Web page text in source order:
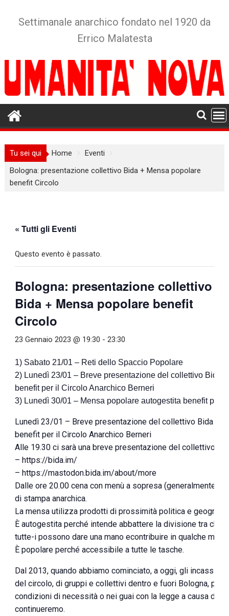
Settimanale anarchico fondato nel 1920 da
Errico Malatesta
Tu sei qui Home
Eventi
Bologna: presentazione collettivo Bida + Mensa popolare
benefit Circolo
« Tutti gli Eventi
Questo evento è passato.
Bologna: presentazione collettivo
Bida + Mensa popolare benefit
Circolo
23 Gennaio 2023 @ 19:30 -23:30
1) Sabato 21/01 – Reti dello Spaccio Popolare
2) Lunedì 23/01 – Breve presentazione del collettivo Bida
benefit per il Circolo Anarchico Berneri
3) Lunedì 30/01 – Mensa popolare autogestita benefit per
Lunedì 23/01 – Breve presentazione del collettivo Bida +
benefit per il Circolo Anarchico Berneri
Alle 19.30 ci sarà una breve presentazione del collettivo
– https://bida.im/
– https://mastodon.bida.im/about/more
Dalle ore 20.00 cena con menù a sopresa (generalmente
di stampa anarchica.
La mensa utilizza prodotti di prossimità politica e
È autogestita perché intende abbattere la divisione tra chi
tutte-i possono dare una mano econtribuire in qualche
È popolare perché accessibile a tutte le tasche.
Dal 2013, quando abbiamo cominciato, a oggi, gli incassi
del circolo, di gruppi e collettivi dentro e fuori Bologna, per
condizioni di necessità o nei guai con la legge a causa
continueremo.